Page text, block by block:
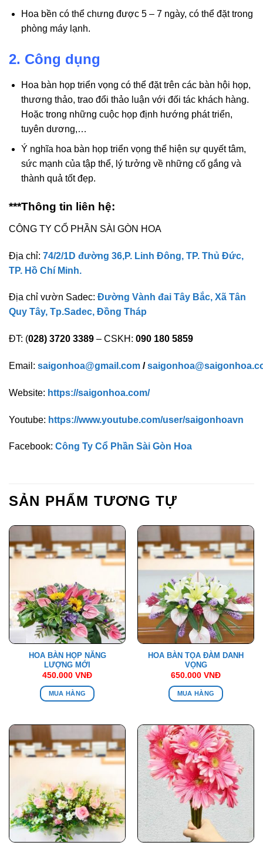
Hoa bền có thể chưng được 5 – 7 ngày, có thể đặt trong
phòng máy lạnh.
2. Công dụng
Hoa bàn họp triển vọng có thể đặt trên các bàn hội họp,
thương thảo, trao đổi thảo luận với đối tác khách hàng.
Hoặc trong những cuộc họp định hướng phát triển,
tuyên dương,…
Ý nghĩa hoa bàn họp triển vọng thể hiện sự quyết tâm,
sức mạnh của tập thể, lý tưởng về những cố gắng và
thành quả tốt đẹp.
***Thông tin liên hệ:
CÔNG TY CỔ PHẦN SÀI GÒN HOA
Địa chỉ: 74/2/1D đường 36,P. Linh Đông, TP. Thủ Đức,
TP. Hồ Chí Minh.
Địa chỉ vườn Sadec: Đường Vành đai Tây Bắc, Xã Tân
Quy Tây, Tp.Sadec, Đồng Tháp
ĐT: (028) 3720 3389 – CSKH: 090 180 5859
Email: saigonhoa@gmail.com /
Website: https://saigonhoa.com/
Youtube: https://www.youtube.com/user/saigonhoavn
Facebook: Công Ty Cổ Phần Sài Gòn Hoa
SẢN PHẨM TƯƠNG TỰ
HOA BÀN HỌP NĂNG
LƯỢNG MỚI
450.000 VNĐ
MUA HÀNG
HOA BÀN TỌA ĐÀM DANH
VỌNG
650.000 VNĐ
MUA HÀNG